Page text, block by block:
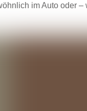
im Auto oder